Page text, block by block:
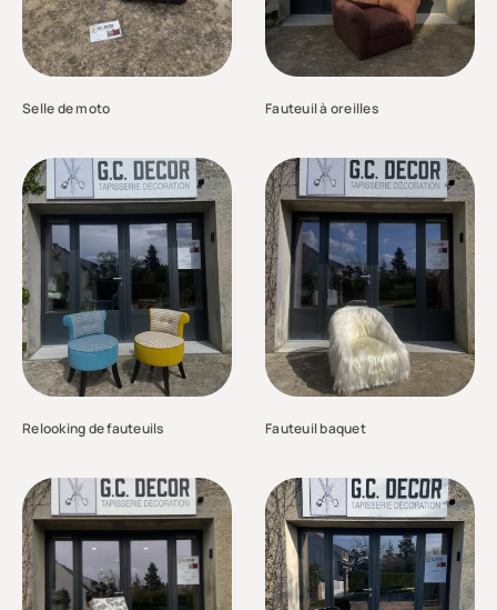
Selle de moto Fauteuil à oreilles
Relooking de fauteuils Fauteuil baquet